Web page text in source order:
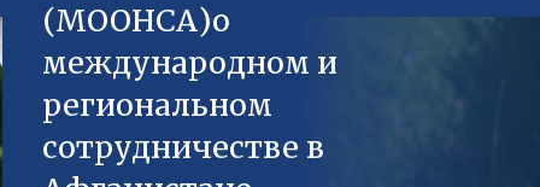
(МООНСА)о
международном и
региональном
сотрудничестве в